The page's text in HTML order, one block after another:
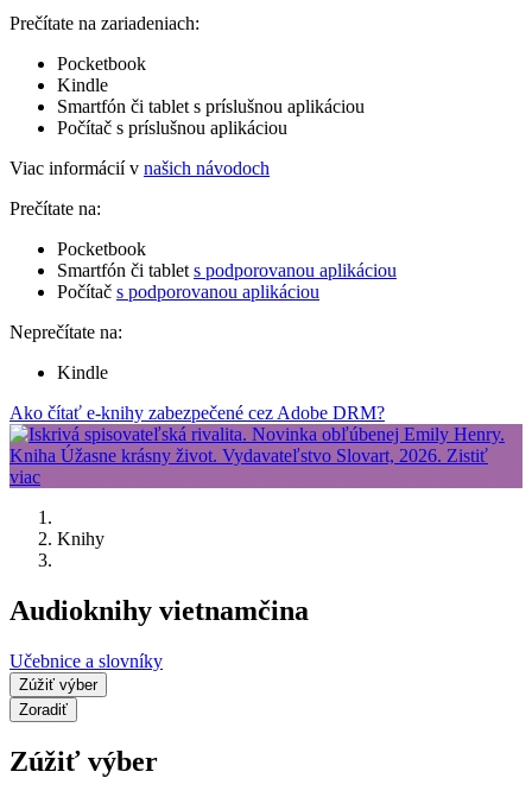
Prečítate na zariadeniach:
Pocketbook
Kindle
Smartfón či tablet s príslušnou aplikáciou
Počítač s príslušnou aplikáciou
Viac informácií v našich návodoch
Prečítate na:
Pocketbook
Smartfón či tablet s podporovanou aplikáciou
Počítač s podporovanou aplikáciou
Neprečítate na:
Kindle
Ako čítať e-knihy zabezpečené cez Adobe DRM?
Knihy
Audioknihy vietnamčina
Učebnice a slovníky
Zúžiť výber
Zoradiť
Zúžiť výber